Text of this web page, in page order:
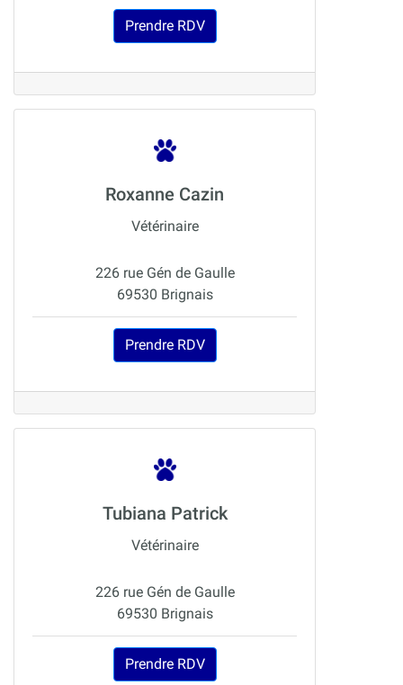
Prendre RDV
Roxanne Cazin
Vétérinaire
226 rue Gén de Gaulle
69530 Brignais
Prendre RDV
Tubiana Patrick
Vétérinaire
226 rue Gén de Gaulle
69530 Brignais
Prendre RDV